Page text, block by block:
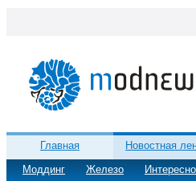
Главная
Новостная
Моддинг
Железо